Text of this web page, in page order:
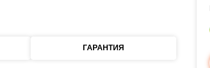
ГАРАНТИЯ